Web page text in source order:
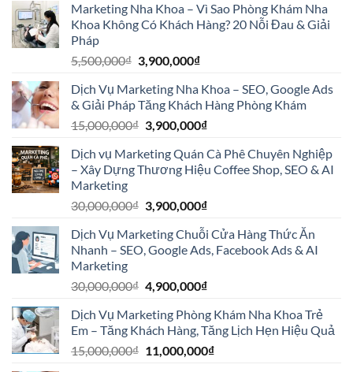
là:
25,000,000₫.
tại
là:
Marketing Nha Khoa – Vì Sao Phòng Khám Nha
Khoa Không Có Khách Hàng? 20 Nỗi Đau & Giải
Pháp
5,500,000₫ Giá
là:
5,500,000₫.
3,900,000₫Giá
tại
là:
3,900,000₫.
Dịch Vụ Marketing Nha Khoa – SEO, Google Ads
& Giải Pháp Tăng Khách Hàng Phòng Khám
15,000,000₫ Giá
là:
15,000,000₫.
3,900,000₫Giá
tại
là:
Dịch vụ Marketing Quán Cà Phê Chuyên Nghiệp
– Xây Dựng Thương Hiệu Coffee Shop, SEO & AI
Marketing
30,000,000₫ Giá
là:
30,000,000₫.
3,900,000₫Giá
tại
là:
Dịch Vụ Marketing Chuỗi Cửa Hàng Thức Ăn
Nhanh – SEO, Google Ads, Facebook Ads & AI
Marketing
30,000,000₫ Giá
là:
30,000,000₫.
4,900,000₫Giá
tại
là:
4,900,000₫.
Dịch Vụ Marketing Phòng Khám Nha Khoa Trẻ
Em – Tăng Khách Hàng, Tăng Lịch Hẹn Hiệu Quả
15,000,000₫ Giá
11,000,000₫Giá